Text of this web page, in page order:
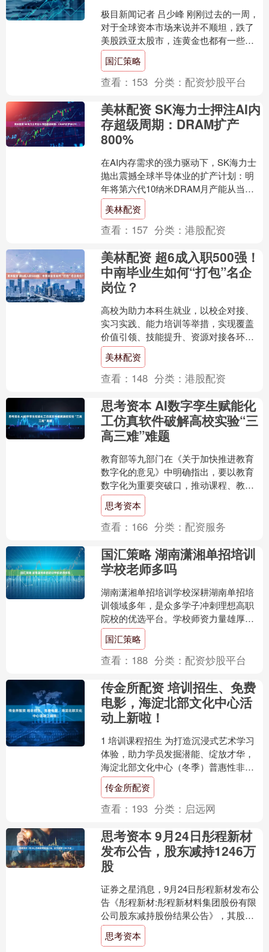
极目新闻记者 吕少峰 刚刚过去的一周，
对于全球资本市场来说并不顺坦，跌了
美股跌亚太股市，连黄金也都有一些扛
不住了，现货黄金一度跌破4000美元/盎
司关口。受外围....
国汇策略
查看： 153 分类： 配资炒股平台
美林配资 SK海力士押注AI内
存超级周期：DRAM扩产
800%
在AI内存需求的强力驱动下，SK海力士
抛出震撼全球半导体业的扩产计划：明
年将第六代10纳米DRAM月产能从当前
的2万片300mm晶圆，一举飙升至16-19
万片，....
美林配资
查看： 157 分类：港股配资
美林配资 超6成入职500强！
中南毕业生如何“打包”名企
岗位？
高校为助力本科生就业，以校企对接、
实习实践、能力培训等举措，实现覆盖
价值引领、技能提升、资源对接各环节
的支撑链条。一些办学可靠的高校更是
探索出面向央国企、行业领....
美林配资
查看： 148 分类：港股配资
思考资本 AI数字孪生赋能化
工仿真软件破解高校实验“三
高三难”难题
教育部等九部门在《关于加快推进教育
数字化的意见》中明确指出，要以教育
数字化为重要突破口，推动课程、教
材、教学数字化变革，并重点支持虚拟
仿真实习实践资源的开发。这....
思考资本
查看： 166 分类： 配资服务
国汇策略 湖南潇湘单招培训
学校老师多吗
湖南潇湘单招培训学校深耕湖南单招培
训领域多年，是众多学子冲刺理想高职
院校的优选平台。学校师资力量雄厚，
文化课教师经验丰富，职业技能教师多
来自行业一线，能精准把握....
国汇策略
查看： 188 分类： 配资炒股平台
传金所配资 培训招生、免费
电影，海淀北部文化中心活
动上新啦！
1 培训课程招生 为打造沉浸式艺术学习
体验，助力学员发掘潜能、绽放才华，
海淀北部文化中心（冬季）普惠性非基
本公共文化服务优惠收费课程面向广大
艺术爱好者招生。本期....
传金所配资
查看： 193 分类： 启远网
思考资本 9月24日彤程新材
发布公告，股东减持1246万
股
证券之星消息，9月24日彤程新材发布公
告《彤程新材:彤程新材料集团股份有限
公司股东减持股份结果公告》，其股东
舟山市宇彤创业投资合伙企业(有限合伙)
于2025年9....
思考资本